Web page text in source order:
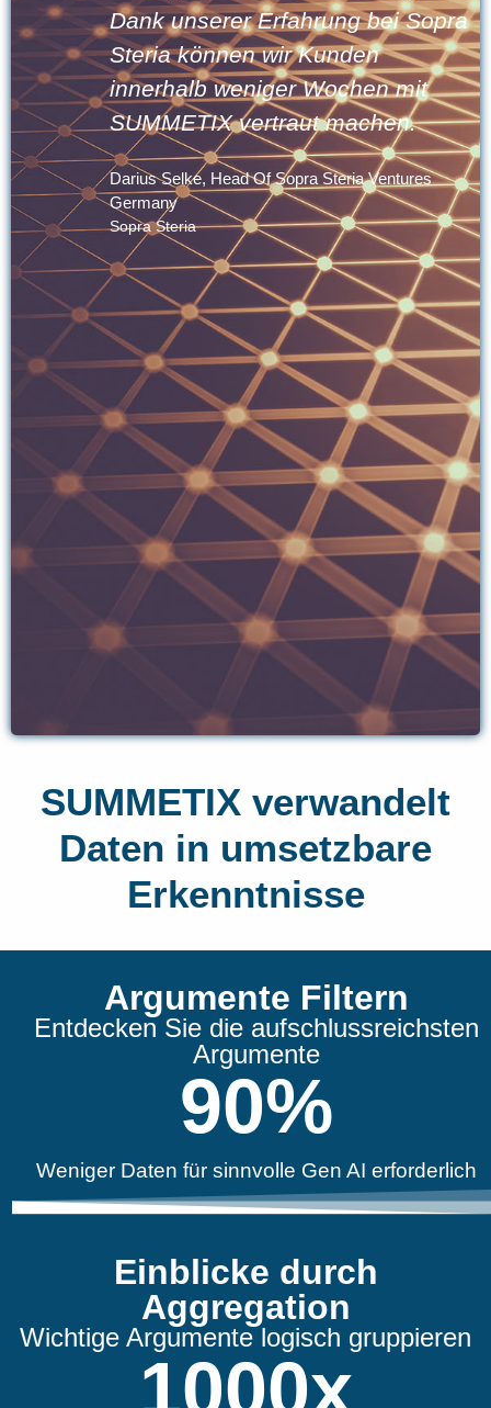
Dank unserer Erfahrung bei Sopra
Steria können wir Kunden
innerhalb weniger Wochen mit
SUMMETIX vertraut machen.
Darius Selke, Head Of Sopra Steria Ventures
Germany
Sopra Steria
SUMMETIX verwandelt
Daten in umsetzbare
Erkenntnisse
Argumente Filtern
Entdecken Sie die aufschlussreichsten
Argumente
Weniger Daten für sinnvolle Gen AI erforderlich
90%
Einblicke durch
Aggregation
Wichtige Argumente logisch gruppieren
1000x